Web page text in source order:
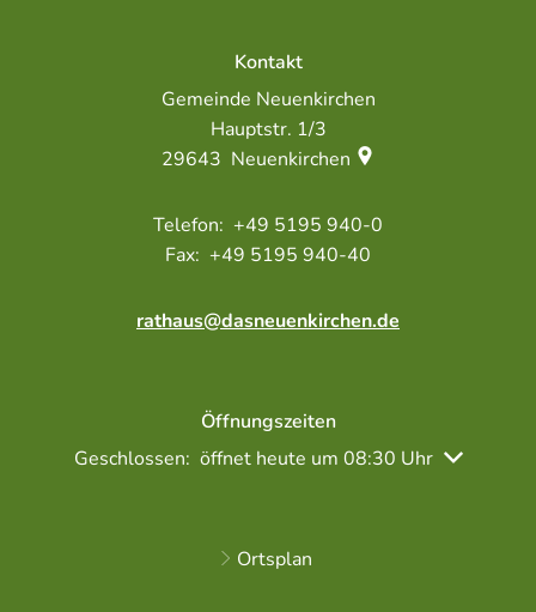
Kontakt
Gemeinde Neuenkirchen
Hauptstr. 1/3
29643 Neuenkirchen
+49 5195 940-0
+49 5195 940-40
rathaus@dasneuenkirchen.de
Öffnungszeiten
Klicken, um weitere Öffnungs- oder Schließzeiten
Geschlossen: öffnet heute um 08:30 Uhr
Ortsplan